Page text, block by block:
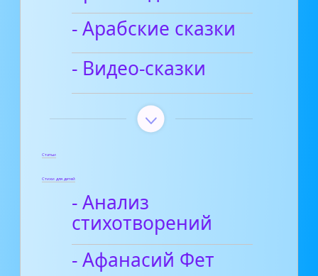
- Арабские сказки
- Видео-сказки
Статьи
Стихи для детей
- Анализ
стихотворений
- Афанасий Фет